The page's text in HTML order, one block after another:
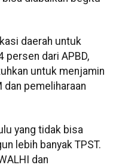
daerah untuk
persen dari APBD,
untuk menjamin
pemeliharaan
yang tidak bisa
lebih banyak TPST.
dan